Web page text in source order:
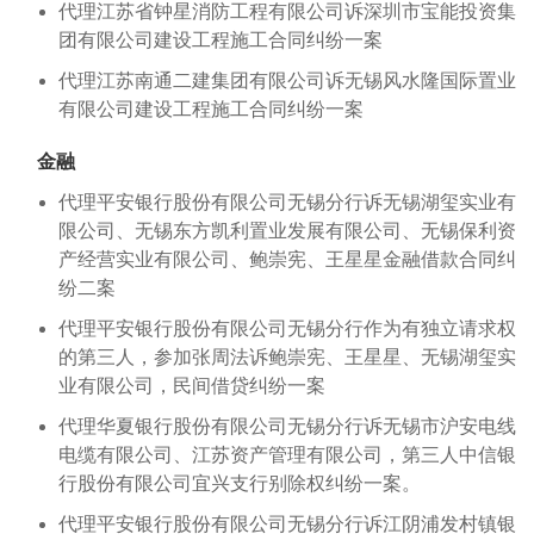
代理江苏省钟星消防工程有限公司诉深圳市宝能投资集
团有限公司建设工程施工合同纠纷一案
代理江苏南通二建集团有限公司诉无锡风水隆国际置业
有限公司建设工程施工合同纠纷一案
金融
代理平安银行股份有限公司无锡分行诉无锡湖玺实业有
限公司、无锡东方凯利置业发展有限公司、无锡保利资
产经营实业有限公司、鲍崇宪、王星星金融借款合同纠
纷二案
代理平安银行股份有限公司无锡分行作为有独立请求权
的第三人，参加张周法诉鲍崇宪、王星星、无锡湖玺实
业有限公司，民间借贷纠纷一案
代理华夏银行股份有限公司无锡分行诉无锡市沪安电线
电缆有限公司、江苏资产管理有限公司，第三人中信银
行股份有限公司宜兴支行别除权纠纷一案。
代理平安银行股份有限公司无锡分行诉江阴浦发村镇银